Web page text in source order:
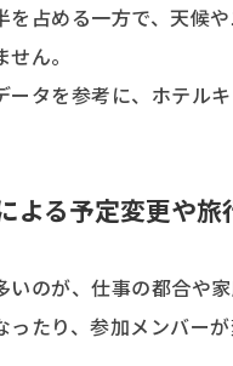
を占める一方で、天候
ん。
ータを参考に、ホテル
よる予定変更や旅
のが、仕事の都合や
たり、参加メンバー